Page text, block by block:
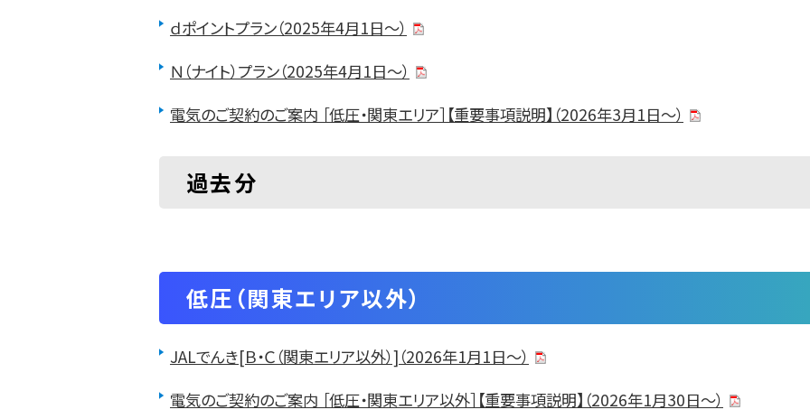
ｄポイントプラン（2025年4月1日～）
Ｎ（ナイト）プラン（2025年4月1日～）
電気のご契約のご案内 ［低圧・関東エリア］【重要事項説明】（2026年3月1日～）
過去分
低圧 （関東エリア以外）
JALでんき[Ｂ・Ｃ（関東エリア以外）]（2026年1月1日～）
電気のご契約のご案内 ［低圧・関東エリア以外］【重要事項説明】（2026年1月30日～）